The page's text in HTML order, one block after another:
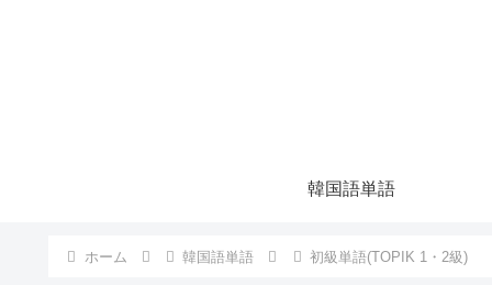
韓国語単語
ホーム 韓国語単語 初級単語(TOPIK 1・2級)